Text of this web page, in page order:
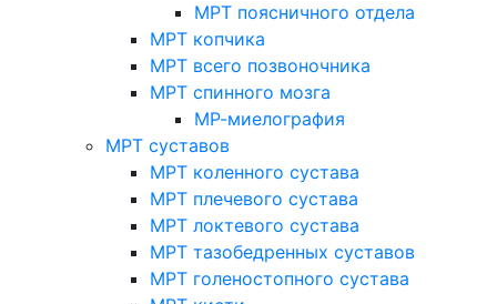
МРТ поясничного отдела
МРТ копчика
МРТ всего позвоночника
МРТ спинного мозга
МР-миелография
МРТ суставов
МРТ коленного сустава
МРТ плечевого сустава
МРТ локтевого сустава
МРТ тазобедренных суставов
МРТ голеностопного сустава